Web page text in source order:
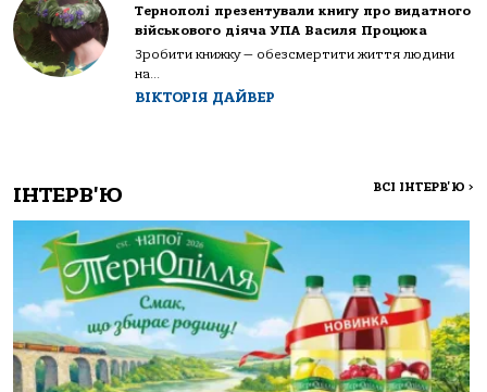
Тернополі презентували книгу про видатного
військового діяча УПА Василя Процюка
Зробити книжку — обезсмертити життя людини
на...
ВІКТОРІЯ ДАЙВЕР
ІНТЕРВ'Ю ВСІ ІНТЕРВ'Ю >